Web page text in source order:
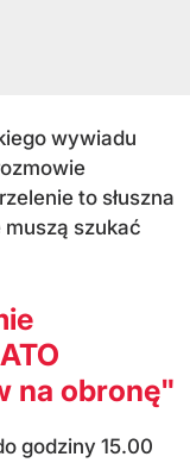
wywiadu
to słuszna
szukać
na obronę"
godziny 15.00